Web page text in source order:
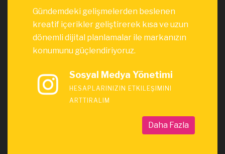
Gündemdeki gelişmelerden beslenen
kreatif içerikler geliştirerek kısa ve uzun
dönemli dijital planlamalar ile markanızın
konumunu güçlendiriyoruz.
Sosyal Medya Yönetimi
HESAPLARINIZIN ETKILEŞIMINI
ARTTIRALIM
Daha Fazla